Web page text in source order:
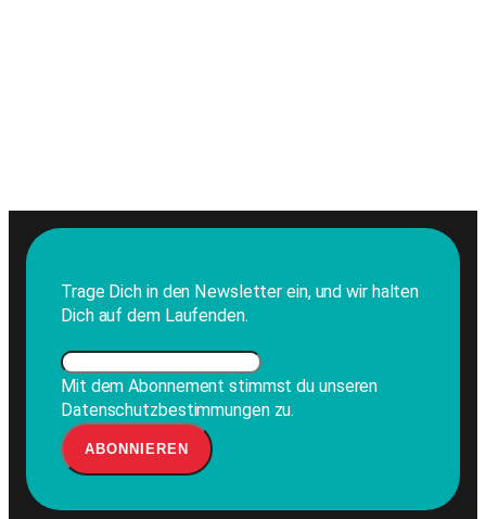
Trage Dich in den Newsletter ein, und wir halten
Dich auf dem Laufenden.
Mit dem Abonnement stimmst du unseren
Datenschutzbestimmungen zu.